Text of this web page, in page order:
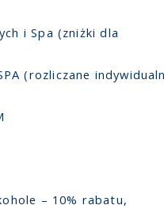
i Spa (zniżki dla
(rozliczane
– 10% rabatu,